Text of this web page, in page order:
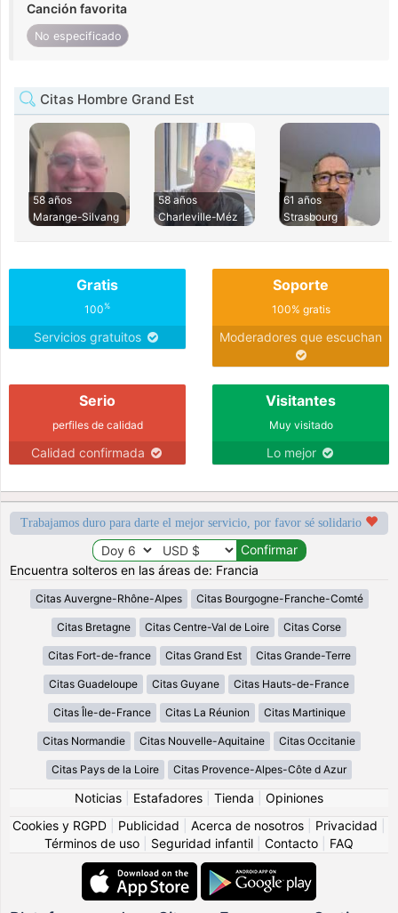
Canción favorita
No especificado
Citas Hombre Grand Est
58 años
Marange-Silvang
58 años
Charleville-Méz
61 años
Strasbourg
Gratis
100%
Servicios gratuitos
Soporte
100% gratis
Moderadores que escuchan
Serio
perfiles de calidad
Calidad confirmada
Visitantes
Muy visitado
Lo mejor
Trabajamos duro para darte el mejor servicio, por favor sé solidario
Encuentra solteros en las áreas de: Francia
Citas Auvergne-Rhône-Alpes Citas Bourgogne-Franche-Comté
Citas Bretagne Citas Centre-Val de Loire Citas Corse
Citas Fort-de-france Citas Grand Est Citas Grande-Terre
Citas Guadeloupe Citas Guyane Citas Hauts-de-France
Citas Île-de-France Citas La Réunion Citas Martinique
Citas Normandie Citas Nouvelle-Aquitaine Citas Occitanie
Citas Pays de la Loire Citas Provence-Alpes-Côte d Azur
Noticias Estafadores Tienda
Opiniones
Cookies y RGPD
Publicidad Acerca de nosotros Privacidad
Términos de uso
Seguridad infantil Contacto FAQ